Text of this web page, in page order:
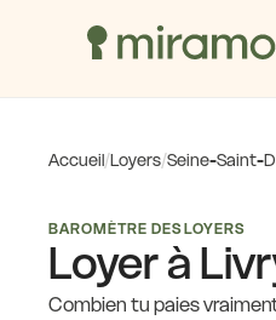
Accueil/Loyers/Seine-Saint-
BAROMÈTRE DES LOYERS
Loyer à
Combien tu paies